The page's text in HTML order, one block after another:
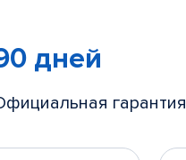
дней
гарантия